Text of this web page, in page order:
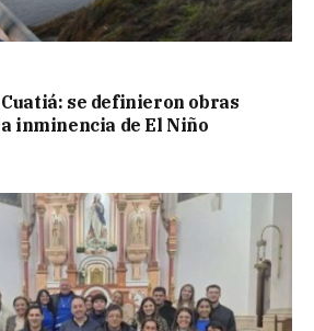
se definieron obras
inminencia de El Niño